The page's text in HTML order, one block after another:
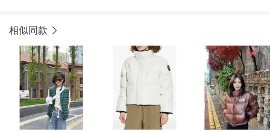
相似同款